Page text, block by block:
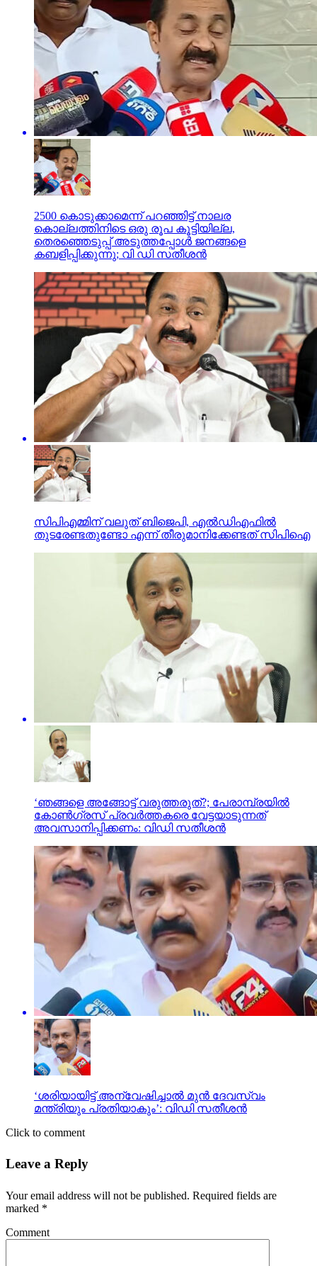
2500 കൊടുക്കാമെന്ന് പറഞ്ഞിട്ട് നാലര
കൊല്ലത്തിനിടെ ഒരു രൂപ കൂട്ടിയില്ല,
തെരഞ്ഞെടുപ്പ് അടുത്തപ്പോള്‍ ജനങ്ങളെ
കബളിപ്പിക്കുന്നു; വി ഡി സതീശന്‍
സിപിഎമ്മിന് വലുത് ബിജെപി, എല്‍ഡിഎഫില്‍
തുടരേണ്ടതുണ്ടോ എന്ന് തീരുമാനിക്കേണ്ടത് സിപിഐ
‘ഞങ്ങളെ അങ്ങോട്ട് വരുത്തരുത്?; പേരാമ്പ്രയില്‍
കോണ്‍ഗ്രസ് പ്രവര്‍ത്തകരെ വേട്ടയാടുന്നത്
അവസാനിപ്പിക്കണം: വിഡി സതീശന്‍
‘ശരിയായിട്ട് അന്വേഷിച്ചാല്‍ മുന്‍ ദേവസ്വം
മന്ത്രിയും പ്രതിയാകും’: വിഡി സതീശന്‍
Click to comment
Leave a Reply
Your email address will not be published. Required fields are
marked *
Comment